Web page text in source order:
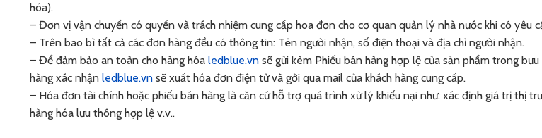
hóa).
– Đơn vị vận chuyển có quyền và trách nhiệm cung cấp hoa đơn cho cơ quan quản lý nhà nước khi có yêu
– Trên bao bì tất cả các đơn hàng đều có thông tin: Tên người nhận, số điện thoại và địa chỉ người nhận.
– Để đảm bảo an toàn cho hàng hóa ledblue.vn sẽ gửi kèm Phiếu bán hàng hợp lệ của sản phẩm trong bưu
hàng xác nhận ledblue.vn sẽ xuất hóa đơn điện tử và gởi qua mail của khách hàng cung cấp.
– Hóa đơn tài chính hoặc phiếu bán hàng là căn cứ hỗ trợ quá trình xử lý khiếu nại như: xác định giá trị thị
hàng hóa lưu thông hợp lệ v.v..